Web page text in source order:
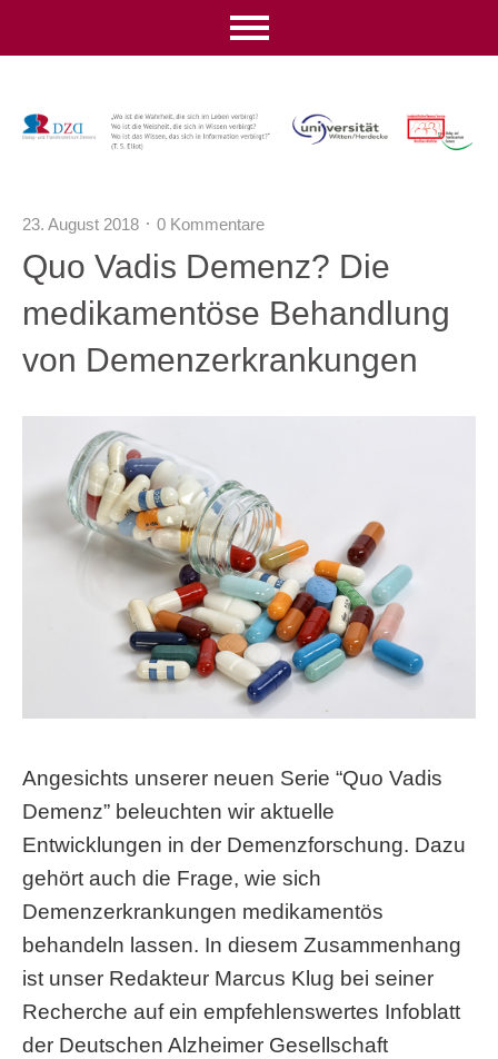
23. August 2018 0 Kommentare
Quo Vadis Demenz? Die
medikamentöse Behandlung
von Demenzerkrankungen
Angesichts unserer neuen Serie “Quo Vadis
Demenz” beleuchten wir aktuelle
Entwicklungen in der Demenzforschung. Dazu
gehört auch die Frage, wie sich
Demenzerkrankungen medikamentös
behandeln lassen. In diesem Zusammenhang
ist unser Redakteur Marcus Klug bei seiner
Recherche auf ein empfehlenswertes Infoblatt
der Deutschen Alzheimer Gesellschaft